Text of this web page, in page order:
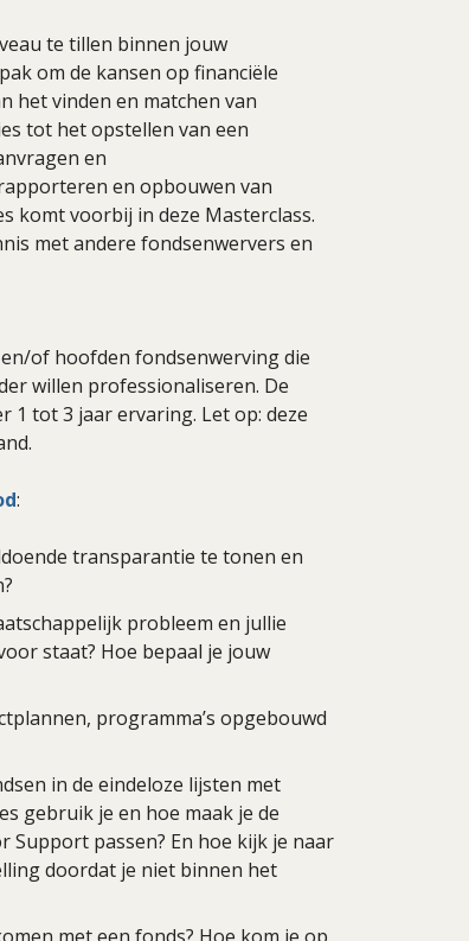
te tillen binnen jouw
om de kansen op financiële
het vinden en matchen van
tot het opstellen van een
en
en opbouwen van
komt voorbij in deze Masterclass.
met andere fondsenwervers en
of hoofden fondsenwerving die
willen professionaliseren. De
1 tot 3 jaar ervaring. Let op: deze
:
transparantie te tonen en
probleem en jullie
staat? Hoe bepaal je jouw
programma’s opgebouwd
in de eindeloze lijsten met
gebruik je en hoe maak je de
Support passen? En hoe kijk je naar
doordat je niet binnen het